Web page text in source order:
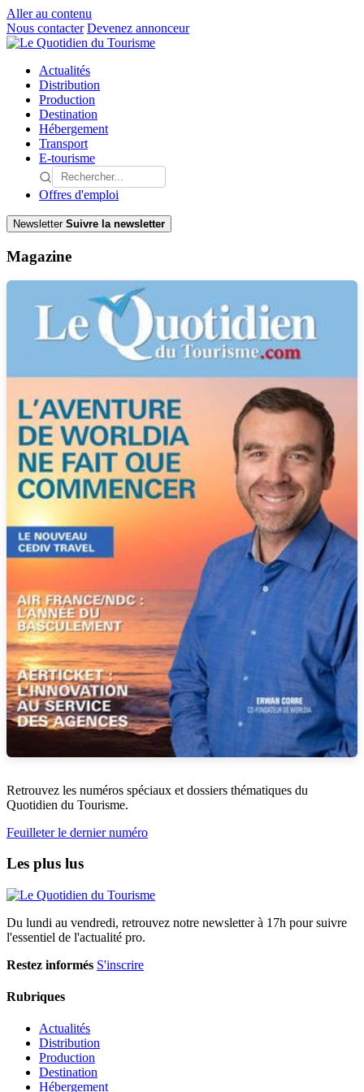
Aller au contenu
Nous contacter Devenez annonceur
Actualités
Distribution
Production
Destination
Hébergement
Transport
E-tourisme
Offres d'emploi
Newsletter Suivre la newsletter
Magazine
Retrouvez les numéros spéciaux et dossiers thématiques du
Quotidien du Tourisme.
Feuilleter le dernier numéro
Les plus lus
Du lundi au vendredi, retrouvez notre newsletter à 17h pour suivre
l'essentiel de l'actualité pro.
Restez informés S'inscrire
Rubriques
Actualités
Distribution
Production
Destination
Hébergement